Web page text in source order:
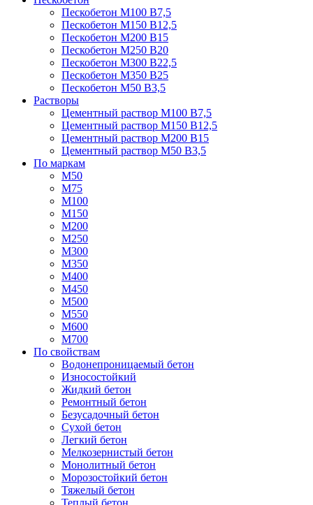
Пескобетон М100 В7,5
Пескобетон М150 В12,5
Пескобетон М200 В15
Пескобетон М250 В20
Пескобетон М300 В22,5
Пескобетон М350 В25
Пескобетон М50 В3,5
Растворы
Цементный раствор М100 В7,5
Цементный раствор М150 В12,5
Цементный раствор М200 В15
Цементный раствор М50 В3,5
По маркам
М50
М75
М100
М150
М200
М250
М300
М350
М400
М450
М500
М550
М600
М700
По свойствам
Водонепроницаемый бетон
Износостойкий
Жидкий бетон
Ремонтный бетон
Безусадочный бетон
Сухой бетон
Легкий бетон
Мелкозернистый бетон
Монолитный бетон
Морозостойкий бетон
Тяжелый бетон
Теплый бетон